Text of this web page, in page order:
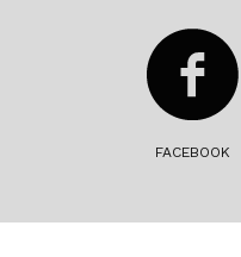
FACEBOOK